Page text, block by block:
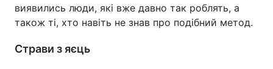
виявились люди, які вже давно так роблять, а
також ті, хто навіть не знав про подібний метод.
Страви з яєць